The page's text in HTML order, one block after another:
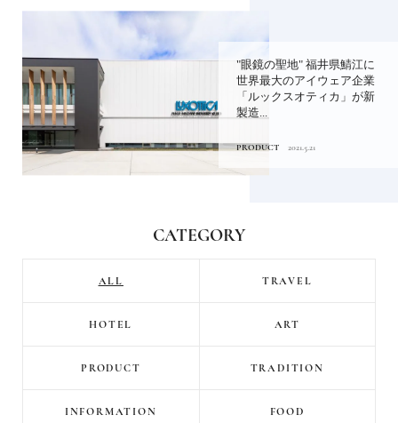
"眼鏡の聖地" 福井県鯖江に
世界最大のアイウェア企業
「ルックスオティカ」が新
製造...
PRODUCT 2021.5.21
CATEGORY
ALL TRAVEL
HOTEL ART
PRODUCT TRADITION
INFORMATION FOOD